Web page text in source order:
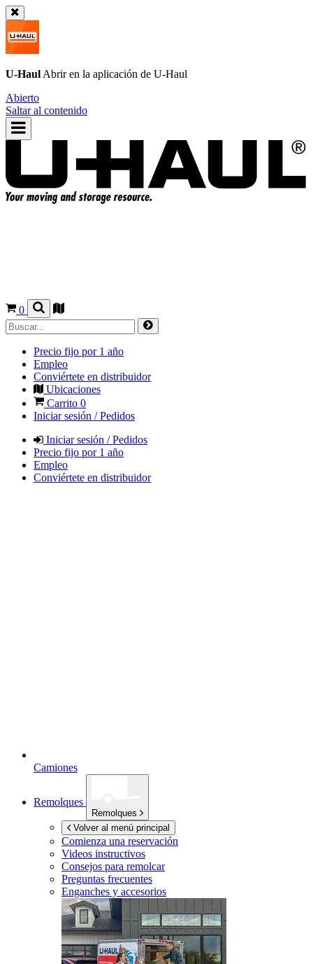
U-Haul Abrir en la aplicación de U-Haul
Abierto
Saltar al contenido
0
Precio fijo por 1 año
Empleo
Conviértete en distribuidor
Ubicaciones
Carrito 0
Iniciar sesión / Pedidos
Iniciar sesión / Pedidos
Precio fijo por 1 año
Empleo
Conviértete en distribuidor
Camiones
Remolques
Remolques
Volver al menú principal
Comienza una reservación
Videos instructivos
Consejos para remolcar
Preguntas frecuentes
Enganches y accesorios